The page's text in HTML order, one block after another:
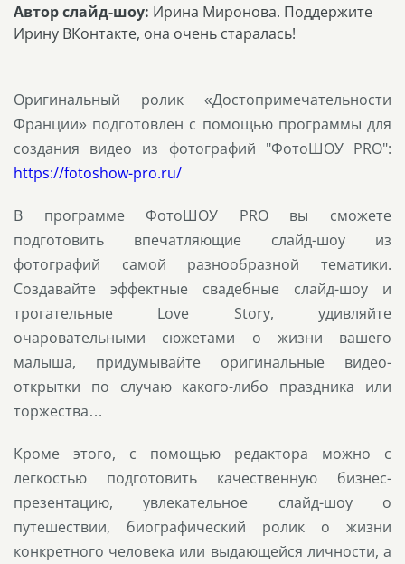
Автор слайд-шоу: Ирина Миронова. Поддержите
Ирину ВКонтакте, она очень старалась!
Оригинальный ролик «Достопримечательности
Франции» подготовлен с помощью программы для
создания видео из фотографий "ФотоШОУ PRO":
https://fotoshow-pro.ru/
В программе ФотоШОУ PRO вы сможете
подготовить впечатляющие слайд-шоу из
фотографий самой разнообразной тематики.
Создавайте эффектные свадебные слайд-шоу и
трогательные Love Story, удивляйте
очаровательными сюжетами о жизни вашего
малыша, придумывайте оригинальные видео-
открытки по случаю какого-либо праздника или
торжества…
Кроме этого, с помощью редактора можно с
легкостью подготовить качественную бизнес-
презентацию, увлекательное слайд-шоу о
путешествии, биографический ролик о жизни
конкретного человека или выдающейся личности, а